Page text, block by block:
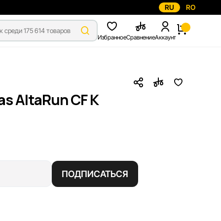
RU RO
ИзбранноеСравнениеАккаунт
AltaRun CF K
ПОДПИСАТЬСЯ